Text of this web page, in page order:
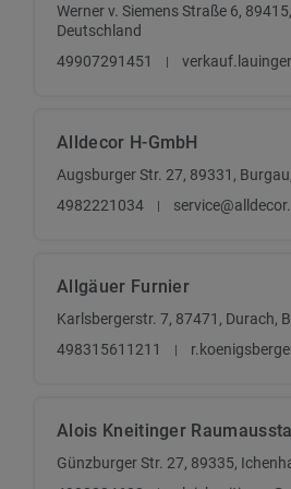
Werner v. Siemens Straße 6,
Deutschland
49907291451
Alldecor H-GmbH
Augsburger Str. 27, 89331,
4982221034
Allgäuer Furnier
Karlsbergerstr. 7, 87471, Durach,
498315611211
Alois Kneitinger
Günzburger Str. 27, 89335,